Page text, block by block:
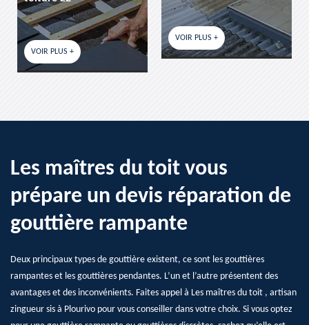
VOIR PLUS +
VOIR PLUS +
Les maîtres du toit vous
prépare un devis réparation de
gouttière rampante
Deux principaux types de gouttière existent, ce sont les gouttières
rampantes et les gouttières pendantes. L’un et l’autre présentent des
avantages et des inconvénients. Faites appel à Les maîtres du toit , artisan
zingueur sis à Plourivo pour vous conseiller dans votre choix. Si vous optez